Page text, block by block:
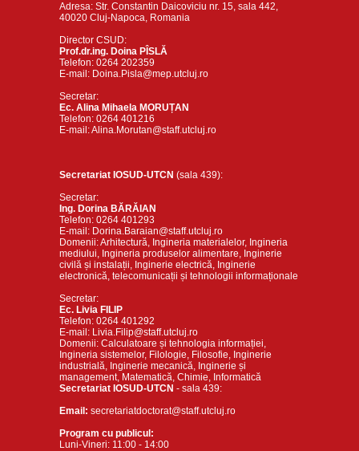
Adresa: Str. Constantin Daicoviciu nr. 15, sala 442,
40020 Cluj-Napoca, Romania
Director CSUD:
Prof.dr.ing. Doina PÎSLĂ
Telefon: 0264 202359
E-mail: Doina.Pisla@mep.utcluj.ro
Secretar:
Ec. Alina Mihaela MORUȚAN
Telefon: 0264 401216
E-mail: Alina.Morutan@staff.utcluj.ro
Secretariat IOSUD-UTCN (sala 439):
Secretar:
Ing. Dorina BĂRĂIAN
Telefon: 0264 401293
E-mail: Dorina.Baraian@staff.utcluj.ro
Domenii: Arhitectură, Ingineria materialelor, Ingineria
mediului, Ingineria produselor alimentare, Inginerie
civilă și instalații, Inginerie electrică, Inginerie
electronică, telecomunicații și tehnologii informaționale
Secretar:
Ec. Livia FILIP
Telefon: 0264 401292
E-mail: Livia.Filip@staff.utcluj.ro
Domenii: Calculatoare și tehnologia informației,
Ingineria sistemelor, Filologie, Filosofie, Inginerie
industrială, Inginerie mecanică, Inginerie și
management, Matematică, Chimie, Informatică
Secretariat IOSUD-UTCN - sala 439:
Email: secretariatdoctorat@staff.utcluj.ro
Program cu publicul:
Luni-Vineri: 11:00 - 14:00